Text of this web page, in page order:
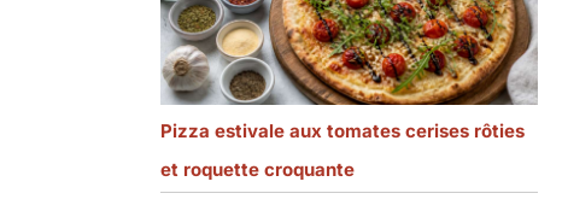
Pizza estivale aux tomates cerises rôties
et roquette croquante